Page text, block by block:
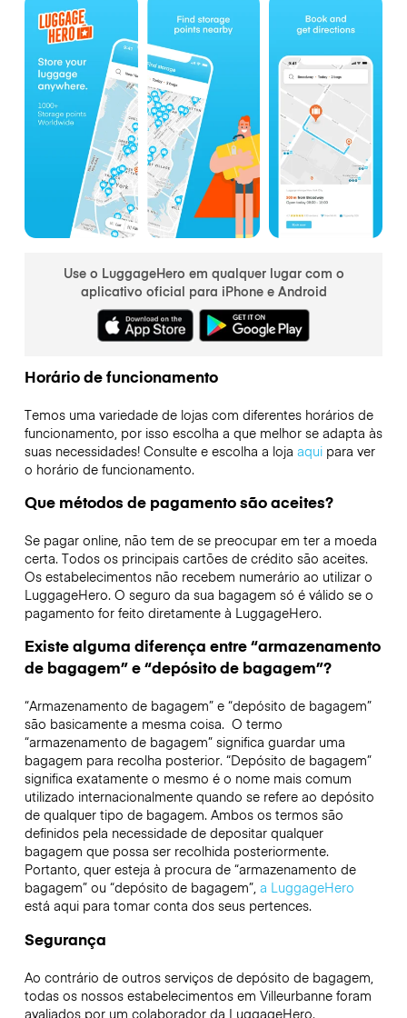
Use o LuggageHero em qualquer lugar com o
aplicativo oficial para iPhone e Android
Horário de funcionamento
Temos uma variedade de lojas com diferentes horários de
funcionamento, por isso escolha a que melhor se adapta às
suas necessidades! Consulte e escolha a loja aquipara ver
o horário de funcionamento.
Que métodos de pagamento são aceites?
Se pagar online, não tem de se preocupar em ter a moeda
certa. Todos os principais cartões de crédito são aceites.
Os estabelecimentos não recebem numerário ao utilizar o
LuggageHero. O seguro da sua bagagem só é válido se o
pagamento for feito diretamente à LuggageHero.
Existe alguma diferença entre “armazenamento
de bagagem” e “depósito de bagagem”?
“Armazenamento de bagagem” e “depósito de bagagem”
são basicamente a mesma coisa. O termo
“armazenamento de bagagem” significa guardar uma
bagagem para recolha posterior. “Depósito de bagagem”
significa exatamente o mesmo é o nome mais comum
utilizado internacionalmente quando se refere ao depósito
de qualquer tipo de bagagem. Ambos os termos são
definidos pela necessidade de depositar qualquer
bagagem que possa ser recolhida posteriormente.
Portanto, quer esteja à procura de “armazenamento de
bagagem” ou “depósito de bagagem”,a LuggageHero
está aqui para tomar conta dos seus pertences.
Segurança
Ao contrário de outros serviços de depósito de bagagem,
todas os nossos estabelecimentos em Villeurbanneforam
avaliados por um colaborador da LuggageHero.